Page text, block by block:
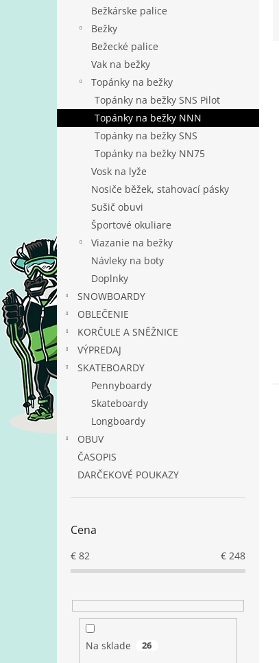
Bežkárske palice
Bežky
Bežecké palice
Vak na bežky
Topánky na bežky
Topánky na bežky SNS Pilot
Topánky na bežky NNN
Topánky na bežky SNS
Topánky na bežky NN75
Vosk na lyže
Nosiče běžek, stahovací pásky
Sušič obuvi
Športové okuliare
Viazanie na bežky
Návleky na boty
Doplnky
SNOWBOARDY
OBLEČENIE
KORČULE A SNĚŽNICE
VÝPREDAJ
SKATEBOARDY
Pennyboardy
Skateboardy
Longboardy
OBUV
ČASOPIS
DARČEKOVÉ POUKAZY
Cena
€ 82 € 248
Na sklade 26